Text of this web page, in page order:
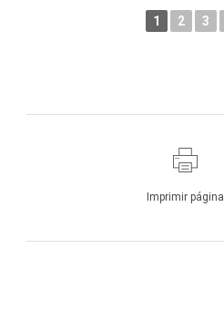
1 2 3
Imprimir página